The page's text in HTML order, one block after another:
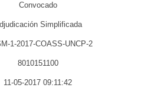
Convocado
Simplificada
1-2017-COASS-UNCP-2
8010151100
11-05-2017 09:11:42